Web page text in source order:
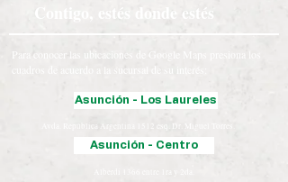
Contigo, estés donde estés
Para conocer las ubicaciones de Google Maps presiona los
cuadros de acuerdo a la sucursal de su interés:
Asunción - Los Laureles
Avda. República Argentina 1512 esq. Dr. Miguel Torres.
Asunción - Centro